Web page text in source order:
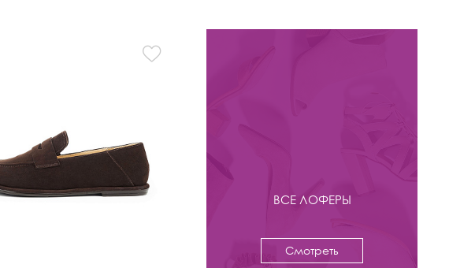
ВСЕ ЛОФЕРЫ
Смотреть